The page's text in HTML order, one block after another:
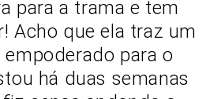
para a trama e tem
Acho que ela traz um
para o
há duas semanas